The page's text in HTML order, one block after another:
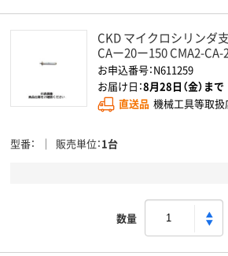
CKD マイクロシリンダ
CAー20ー150 CMA2-CA-
お申込番号：N611259
お届け日：8月28日（金）まで
直送品 機械工具等取
型番 販売単位 1台
数量